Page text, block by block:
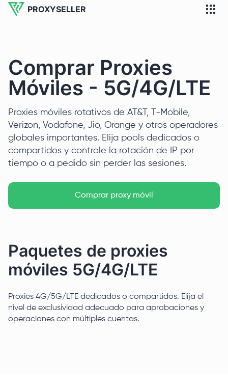
PROXYSELLER
Comprar Proxies
Móviles - 5G/4G/LTE
Proxies móviles rotativos de AT&T, T-Mobile,
Verizon, Vodafone, Jio, Orange y otros operadores
globales importantes. Elija pools dedicados o
compartidos y controle la rotación de IP por
tiempo o a pedido sin perder las sesiones.
Comprar proxy móvil
Paquetes de proxies
móviles 5G/4G/LTE
Proxies 4G/5G/LTE dedicados o compartidos. Elija el
nivel de exclusividad adecuado para aprobaciones y
operaciones con múltiples cuentas.